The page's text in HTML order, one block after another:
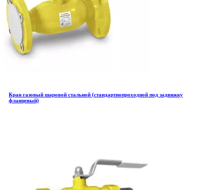
Кран газовый шаровой стальной (стандартнопроходной под задвижку
фланцевый)